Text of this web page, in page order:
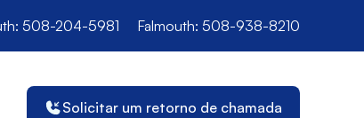
508-204-5981 Falmouth: 508-938-8210
Solicitar um retorno de chamada